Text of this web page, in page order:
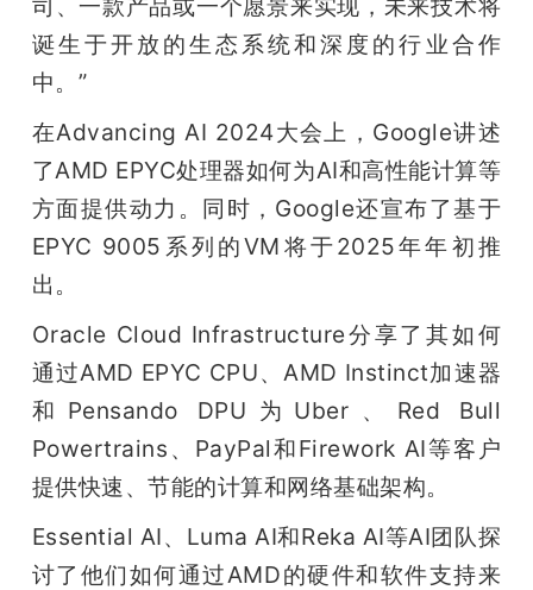
司、一款产品或一个愿景来实现，未来技术将
诞生于开放的生态系统和深度的行业合作
中。”
在Advancing AI 2024大会上，Google讲述
了AMD EPYC处理器如何为AI和高性能计算等
方面提供动力。同时，Google还宣布了基于
EPYC 9005系列的VM将于2025年年初推
出。
Oracle Cloud Infrastructure分享了其如何
通过AMD EPYC CPU、AMD Instinct加速器
和Pensando DPU为Uber、Red Bull
Powertrains、PayPal和Firework AI等客户
提供快速、节能的计算和网络基础架构。
Essential AI、Luma AI和Reka AI等AI团队探
讨了他们如何通过AMD的硬件和软件支持来